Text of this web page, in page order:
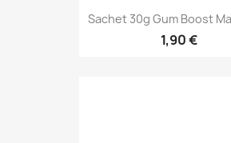
Sachet 30g Gum Boost
1,90 €